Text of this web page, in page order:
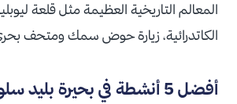
المعالم التاريخية العظيمة مثل قلعة
الكاتدرائية، زيارة حوض سمك ومتحف
أفضل 5 أنشطة في بحيرة بليد سلوفينيا